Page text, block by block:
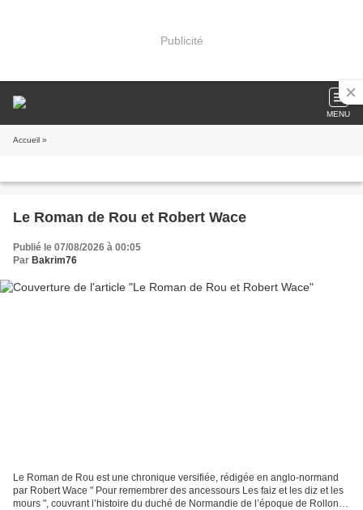
Publicité
MENU
Accueil »
Le Roman de Rou et Robert Wace
Publié le 07/08/2026 à 00:05
Par Bakrim76
Le Roman de Rou est une chronique versifiée, rédigée en anglo-normand
par Robert Wace " Pour remembrer des ancessours Les faiz et les diz et les
mours ", couvrant l’histoire du duché de Normandie de l’époque de Rollon